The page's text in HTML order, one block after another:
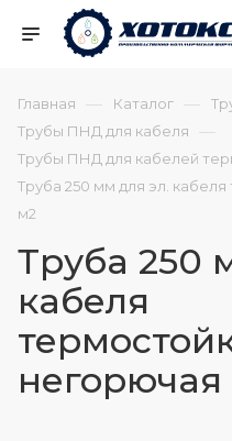
Главная — Каталог —
Трубы ПНД для кабеля —
Трубы ПНД для кабелей
Труба 250 мм для эл.
м2
Труба 250
кабеля